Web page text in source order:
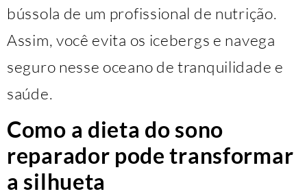
bússola de um profissional de nutrição.
Assim, você evita os icebergs e navega
seguro nesse oceano de tranquilidade e
saúde.
Como a dieta do sono
reparador pode transformar
a silhueta